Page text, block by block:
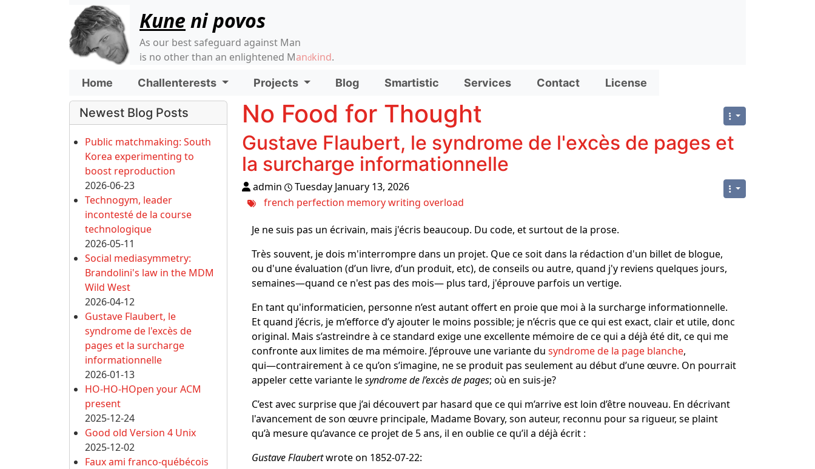
Site identity, navigation, etc.
Kune ni povos
As our best safeguard against Man
is no other than an enlightened Mandkind.
Navigation and related functionality and content
Home Challenterests Projects Blog Smartistic Services Contact License
No Food for Thought
Gustave Flaubert, le syndrome de l'excès de pages et
la surcharge informationnelle
admin
Tuesday January 13, 2026
french perfection memorywriting overload
Je ne suis pas un écrivain, mais j'écris beaucoup. Du code, et surtout de la prose.
Très souvent, je dois m'interrompre dans un projet. Que ce soit dans la rédaction d'un billet de blogue,
ou d'une évaluation (d’un livre, d’un produit, etc), de conseils ou autre, quand j'y reviens quelques jours,
semaines―quand ce n'est pas des mois― plus tard, j'éprouve parfois un vertige.
En tant qu'informaticien, personne n’est autant offert en proie que moi à la surcharge informationnelle.
Et quand j’écris, je m’efforce d’y ajouter le moins possible; je n’écris que ce qui est exact, clair et utile, donc
original. Mais s’astreindre à ce standard exige une excellente mémoire de ce qui a déjà été dit, ce qui me
confronte aux limites de ma mémoire. J’éprouve une variante du syndrome de la page blanche,
qui―contrairement à ce qu’on s’imagine, ne se produit pas seulement au début d’une œuvre. On pourrait
appeler cette variante lesyndrome de l’excès de pages; où en suis-je?
C’est avec surprise que j’ai découvert par hasard que ce qui m’arrive est loin d’être nouveau. En décrivant
l'avancement de son œuvre principale, Madame Bovary, son auteur, reconnu pour sa rigueur, se plaint
qu’à mesure qu’avance ce projet de 5 ans, il en oublie ce qu’il a déjà écrit :
Gustave Flaubertwrote on 1852-07-22:
More content and functionality (left side)
Newest Blog Posts
Public matchmaking: South
Korea experimenting to
boost reproduction
2026-06-23
Technogym, leader
incontesté de la course
technologique
2026-05-11
Social mediasymmetry:
Brandolini's law in the MDM
Wild West
2026-04-12
Gustave Flaubert, le
syndrome de l'excès de
pages et la surcharge
informationnelle
2026-01-13
HO-HO-HOpen your ACM
present
2025-12-24
Good old Version 4 Unix
2025-12-02
Faux ami franco-québécois